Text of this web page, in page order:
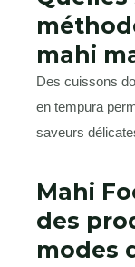
mahi
Des cuissons
en tempura
saveurs
Mahi
des
modes